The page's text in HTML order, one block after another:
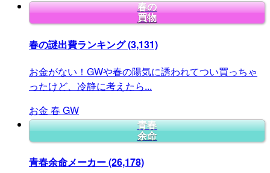
春の
買物
春の謎出費ランキング(3,131)
お金がない！GWや春の陽気に誘われてつい買っちゃ
ったけど、冷静に考えたら...
お金 春 GW
青春
余命
青春余命メーカー(26,178)